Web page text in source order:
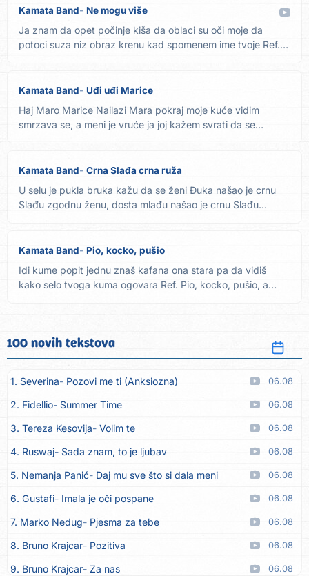
Kamata Band Ne mogu više
Ja znam da opet počinje kiša da oblaci su oči moje da
potoci suza niz obraz krenu kad spomenem ime tvoje Ref.
Kamata Band Uđi uđi Marice
Haj Maro Marice Nailazi Mara pokraj moje kuće vidim
smrzava se, a meni je vruće ja joj kažem svrati da se
Kamata Band Crna Slađa crna ruža
U selu je pukla bruka kažu da se ženi Đuka našao je crnu
Slađu zgodnu ženu, dosta mlađu našao je crnu Slađu
Kamata Band Pio, kocko, pušio
Idi kume popit jednu znaš kafana ona stara pa da vidiš
kako selo tvoga kuma ogovara Ref. Pio, kocko, pušio, a
100 novih tekstova
1. Severina Pozovi me ti (Anksiozna) 06.08
2. Fidellio Summer Time 06.08
3. Tereza Kesovija Volim te 06.08
4. Ruswaj Sada znam, to je ljubav 06.08
5. Nemanja Panić Daj mu sve što si dala meni 06.08
6. Gustafi Imala je oči pospane 06.08
7. Marko Nedug Pjesma za tebe 06.08
8. Bruno Krajcar Pozitiva 06.08
9. Bruno Krajcar Za nas 06.08